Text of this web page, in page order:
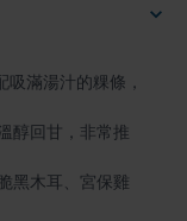
滿湯汁的粿條，
醇回甘，非常推
黑木耳、宮保雞